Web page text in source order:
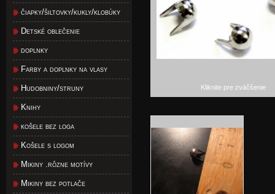
čiapky/šiltovky/kukly/klobúky
Detské oblečenie
doplnky
Farby a doplnky na vlasy
Hudobniny/struny
Knihy
košele bez loga
Košele s logom
Mikiny .rôzne motívy
Mikiny bez potlače
Kliknite pre zväčšenie